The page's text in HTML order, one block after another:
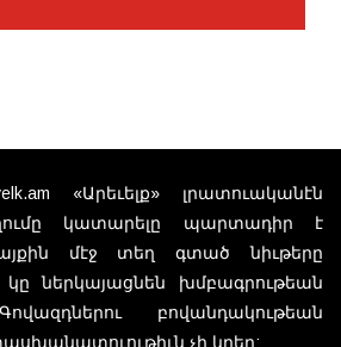
«Արեւելք» լրատուականէն
յղումը կատարելը պարտադիր է
Կայքին մէջ տեղ գտած նիւթերը
ներկայացնեն խմբագրութեան
բովանդակութեան
չի կրեր: